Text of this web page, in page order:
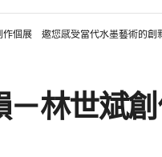
作個展 邀您感受當代水墨藝術的創
－林世斌